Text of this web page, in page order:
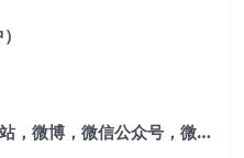
抖音，快手，小红书，B站，微博，微信公众号，微信视频号。每一个平台，都是不一样的机会，对应不一样的赚钱思路